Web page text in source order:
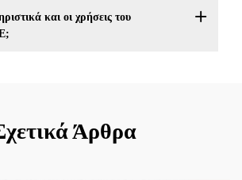
και οι χρήσεις του
Άρθρα